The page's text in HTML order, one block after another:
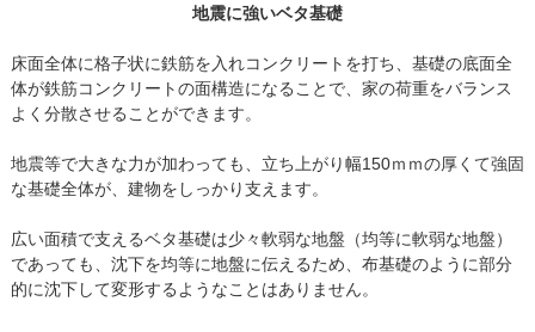
地震に強いベタ基礎
床面全体に格子状に鉄筋を入れコンクリートを打ち、基礎の底面全
体が鉄筋コンクリートの面構造になることで、家の荷重をバランス
よく分散させることができます。
地震等で大きな力が加わっても、立ち上がり幅150ｍｍの厚くて強固
な基礎全体が、建物をしっかり支えます。
広い面積で支えるベタ基礎は少々軟弱な地盤（均等に軟弱な地盤）
であっても、沈下を均等に地盤に伝えるため、布基礎のように部分
的に沈下して変形するようなことはありません。